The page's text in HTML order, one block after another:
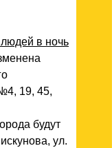
в ночь
19, 45,
будут
ул.